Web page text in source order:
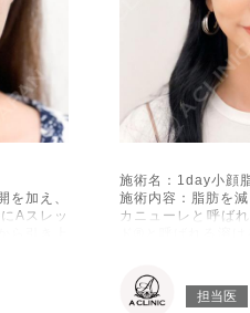
を加え、
Aスレッ
ら引き上
後一時的
鈍麻、ぼ
施術名：1day小顔
施術内容：脂肪を
カニューレと呼ば
ド®と呼ばれる溶
リスク、副作用：
に生じることがご
担当医